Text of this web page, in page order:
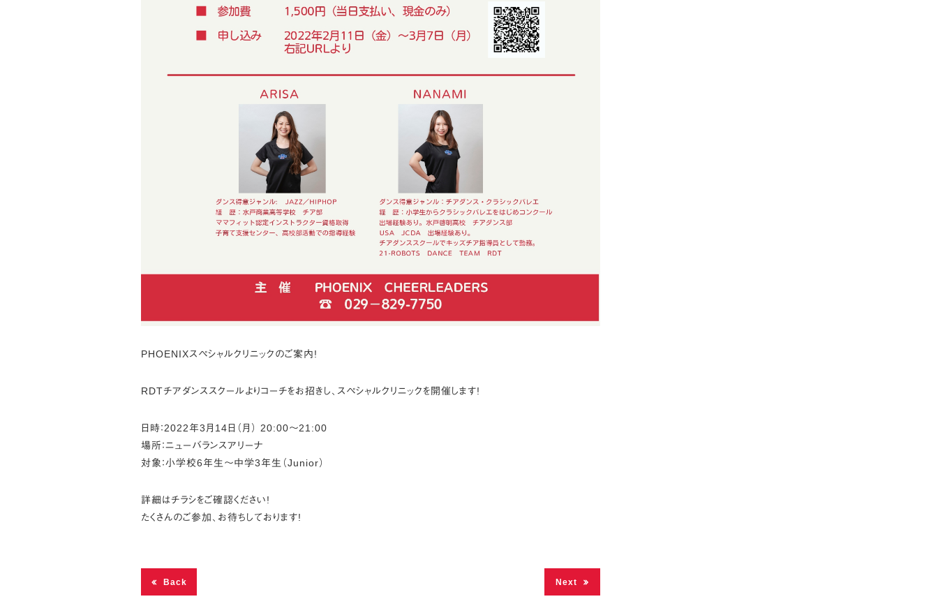
PHOENIXスペシャルクリニックのご案内!
RDTチアダンススクールよりコーチをお招きし、スペシャルクリニックを開催します!
日時：2022年3月14日（月） 20:00～21:00
場所：ニューバランスアリーナ
対象：小学校6年生～中学3年生（Junior）
詳細はチラシをご確認ください!
たくさんのご参加、お待ちしております!
Back Next